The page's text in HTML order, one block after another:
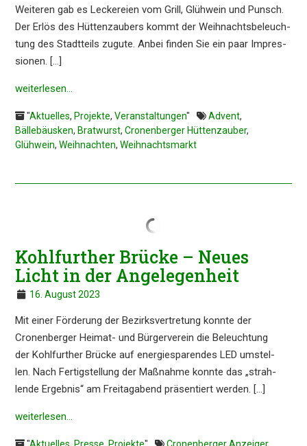
Weite­ren gab es Lecke­rei­en vom Grill, Glühwein und Punsch.
Der Erlös des Hütten­zau­bers kommt der Weihnachts­be­leuch­
tung des Stadt­teils zugute. Anbei finden Sie ein paar Impres­
sio­nen. […]
weiter­le­sen…
"Aktuelles, Projekte, Veranstaltungen" Advent,
Bällebäusken, Bratwurst, Cronenberger Hüttenzauber,
Glühwein, Weihnachten, Weihnachtsmarkt
Kohlfur­ther Brücke – Neues
Licht in der Angelegenheit
16. August 2023
Mit einer Förde­rung der Bezirks­ver­tre­tung konnte der
Cronen­ber­ger Heimat- und Bürger­ver­ein die Beleuch­tung
der Kohlfur­ther Brücke auf energie­spa­ren­des LED umstel­
len. Nach Fertig­stel­lung der Maßnah­me konnte das „strah­
len­de Ergeb­nis“ am Freitag­abend präsen­tiert werden. […]
weiter­le­sen…